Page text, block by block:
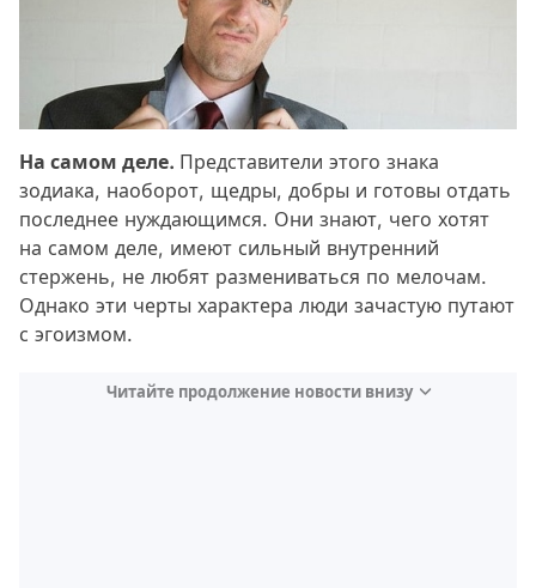
На самом деле. Представители этого знака
зодиака, наоборот, щедры, добры и готовы отдать
последнее нуждающимся. Они знают, чего хотят
на самом деле, имеют сильный внутренний
стержень, не любят размениваться по мелочам.
Однако эти черты характера люди зачастую путают
с эгоизмом.
Читайте продолжение новости внизу